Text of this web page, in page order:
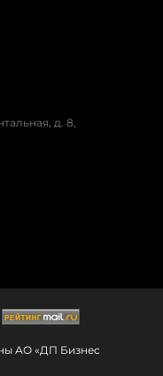
д. 8,
АО «ДП Бизнес